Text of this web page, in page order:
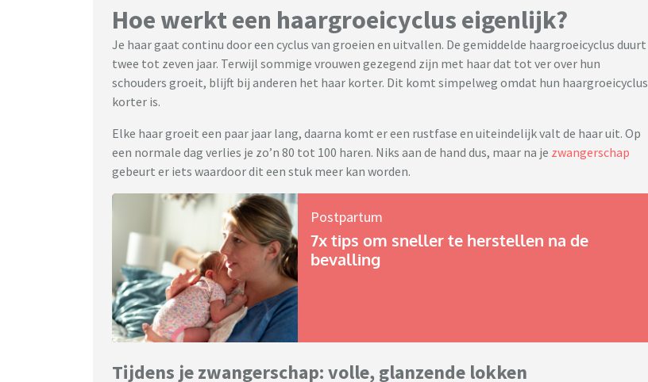
Hoe werkt een haargroeicyclus eigenlijk?
Je haar gaat continu door een cyclus van groeien en uitvallen. De gemiddelde haargroeicyclus duurt
twee tot zeven jaar. Terwijl sommige vrouwen gezegend zijn met haar dat tot ver over hun
schouders groeit, blijft bij anderen het haar korter. Dit komt simpelweg omdat hun haargroeicyclus
korter is.
Elke haar groeit een paar jaar lang, daarna komt er een rustfase en uiteindelijk valt de haar uit. Op
een normale dag verlies je zo’n 80 tot 100 haren. Niks aan de hand dus, maar na je zwangerschap
gebeurt er iets waardoor dit een stuk meer kan worden.
Postpartum
7x tips om sneller te herstellen na de
bevalling
Tijdens je zwangerschap: volle, glanzende lokken